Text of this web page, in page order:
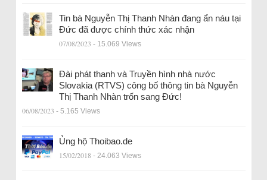
Tin bà Nguyễn Thị Thanh Nhàn đang ẩn náu tại
Đức đã được chính thức xác nhận
07/08/2023 - 15.069 Views
Đài phát thanh và Truyền hình nhà nước
Slovakia (RTVS) công bố thông tin bà Nguyễn
Thị Thanh Nhàn trốn sang Đức!
06/08/2023 - 5.165 Views
Ủng hộ Thoibao.de
15/02/2018 - 24.063 Views